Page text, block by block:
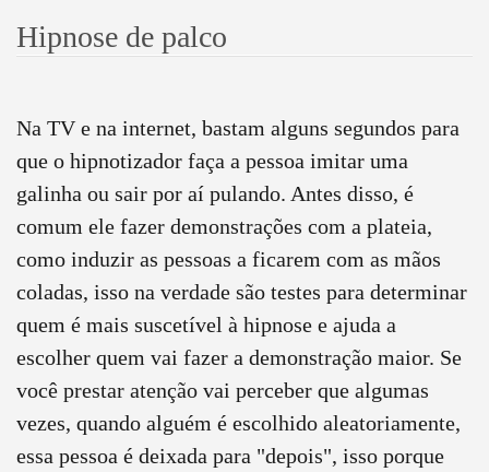
Hipnose de palco
Na TV e na internet, bastam alguns segundos para
que o hipnotizador faça a pessoa imitar uma
galinha ou sair por aí pulando. Antes disso, é
comum ele fazer demonstrações com a plateia,
como induzir as pessoas a ficarem com as mãos
coladas, isso na verdade são testes para determinar
quem é mais suscetível à hipnose e ajuda a
escolher quem vai fazer a demonstração maior. Se
você prestar atenção vai perceber que algumas
vezes, quando alguém é escolhido aleatoriamente,
essa pessoa é deixada para "depois", isso porque